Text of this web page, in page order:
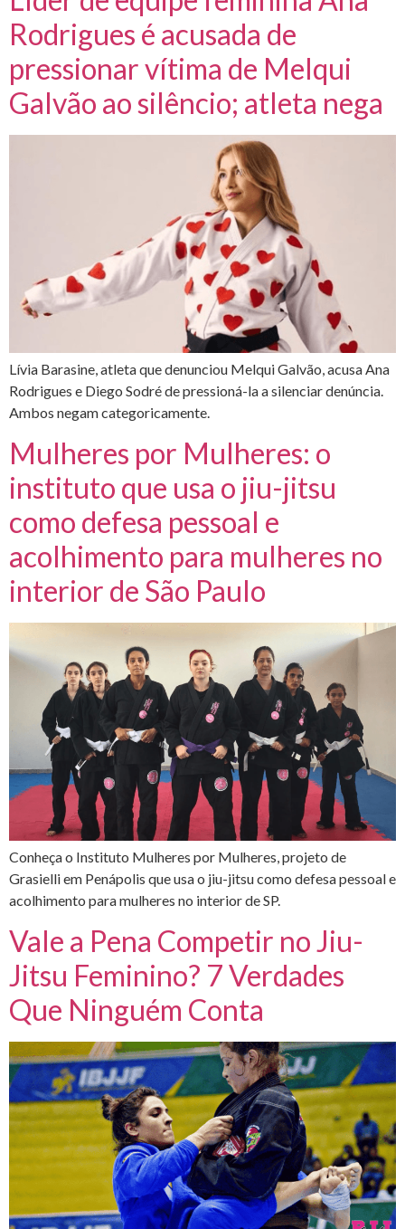
Rodrigues é acusada de
pressionar vítima de Melqui
Galvão ao silêncio; atleta nega
Lívia Barasine, atleta que denunciou Melqui Galvão, acusa Ana
Rodrigues e Diego Sodré de pressioná-la a silenciar denúncia.
Ambos negam categoricamente.
Mulheres por Mulheres: o
instituto que usa o jiu-jitsu
como defesa pessoal e
acolhimento para mulheres no
interior de São Paulo
Conheça o Instituto Mulheres por Mulheres, projeto de
Grasielli em Penápolis que usa o jiu-jitsu como defesa pessoal e
acolhimento para mulheres no interior de SP.
Vale a Pena Competir no Jiu-
Jitsu Feminino? 7 Verdades
Que Ninguém Conta